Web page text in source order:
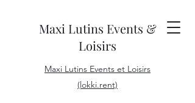
Maxi Lutins Events &
Loisirs
Maxi Lutins Events et Loisirs
(lokki.rent)